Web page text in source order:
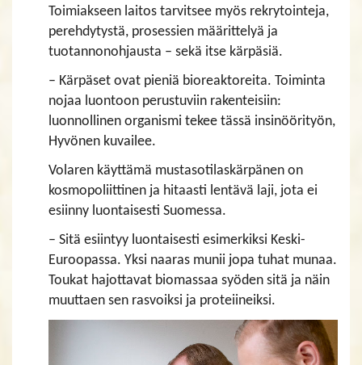
Toimiakseen laitos tarvitsee myös rekrytointeja,
perehdytystä, prosessien määrittelyä ja
tuotannonohjausta – sekä itse kärpäsiä.
– Kärpäset ovat pieniä bioreaktoreita. Toiminta
nojaa luontoon perustuviin rakenteisiin:
luonnollinen organismi tekee tässä insinöörityön,
Hyvönen kuvailee.
Volaren käyttämä mustasotilaskärpänen on
kosmopoliittinen ja hitaasti lentävä laji, jota ei
esiinny luontaisesti Suomessa.
– Sitä esiintyy luontaisesti esimerkiksi Keski-
Euroopassa. Yksi naaras munii jopa tuhat munaa.
Toukat hajottavat biomassaa syöden sitä ja näin
muuttaen sen rasvoiksi ja proteiineiksi.